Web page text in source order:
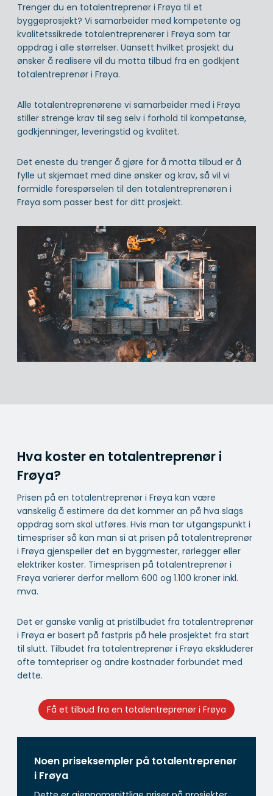
Trenger du en totalentreprenør i Frøya til et
byggeprosjekt? Vi samarbeider med kompetente og
kvalitetssikrede totalentreprenører i Frøya som tar
oppdrag i alle størrelser. Uansett hvilket prosjekt du
ønsker å realisere vil du motta tilbud fra en godkjent
totalentreprenør i Frøya.
Alle totalentreprenørene vi samarbeider med i Frøya
stiller strenge krav til seg selv i forhold til kompetanse,
godkjenninger, leveringstid og kvalitet.
Det eneste du trenger å gjøre for å motta tilbud er å
fylle ut skjemaet med dine ønsker og krav, så vil vi
formidle forespørselen til den totalentreprenøren i
Frøya som passer best for ditt prosjekt.
Hva koster en totalentreprenør i
Frøya?
Prisen på en totalentreprenør i Frøya kan være
vanskelig å estimere da det kommer an på hva slags
oppdrag som skal utføres. Hvis man tar utgangspunkt i
timespriser så kan man si at prisen på totalentreprenør
i Frøya gjenspeiler det en byggmester, rørlegger eller
elektriker koster. Timesprisen på totalentreprenør i
Frøya varierer derfor mellom 600 og 1.100 kroner inkl.
mva.
Det er ganske vanlig at pristilbudet fra totalentreprenør
i Frøya er basert på fastpris på hele prosjektet fra start
til slutt. Tilbudet fra totalentreprenør i Frøya ekskluderer
ofte tomtepriser og andre kostnader forbundet med
dette.
Få et tilbud fra en totalentreprenør i Frøya
Noen priseksempler på totalentreprenør
i Frøya